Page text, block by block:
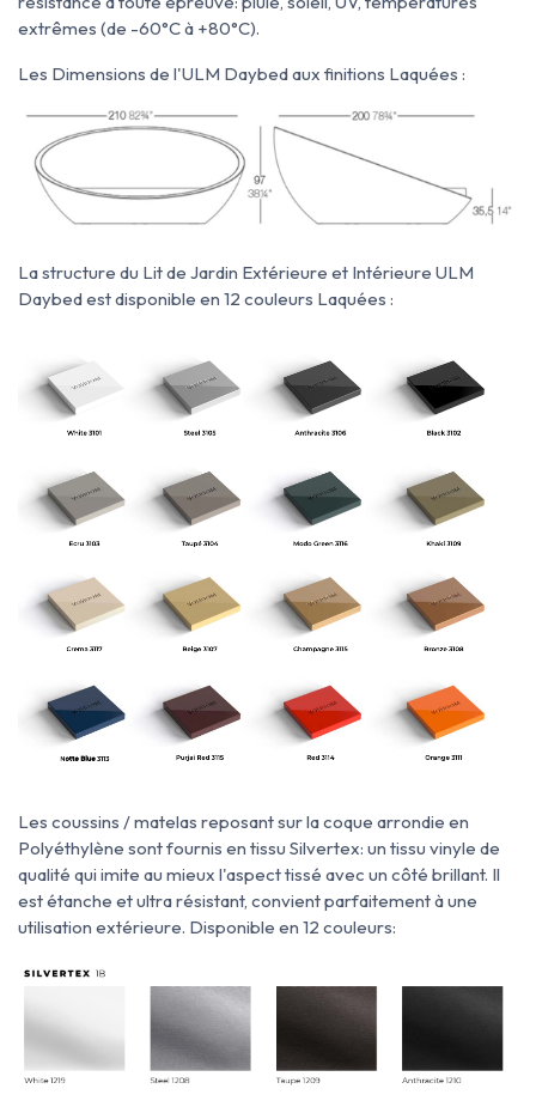
extrêmes (de -60°C à +80°C).
Les Dimensions de l'ULM Daybed aux finitions Laquées :
La structure du Lit de Jardin Extérieure et Intérieure ULM
Daybed est disponible en 12 couleurs Laquées :
Les coussins / matelas reposant sur la coque arrondie en
Polyéthylène sont fournis en tissu Silvertex: un tissu vinyle de
qualité qui imite au mieux l'aspect tissé avec un côté brillant. Il
est étanche et ultra résistant, convient parfaitement à une
utilisation extérieure. Disponible en 12 couleurs: